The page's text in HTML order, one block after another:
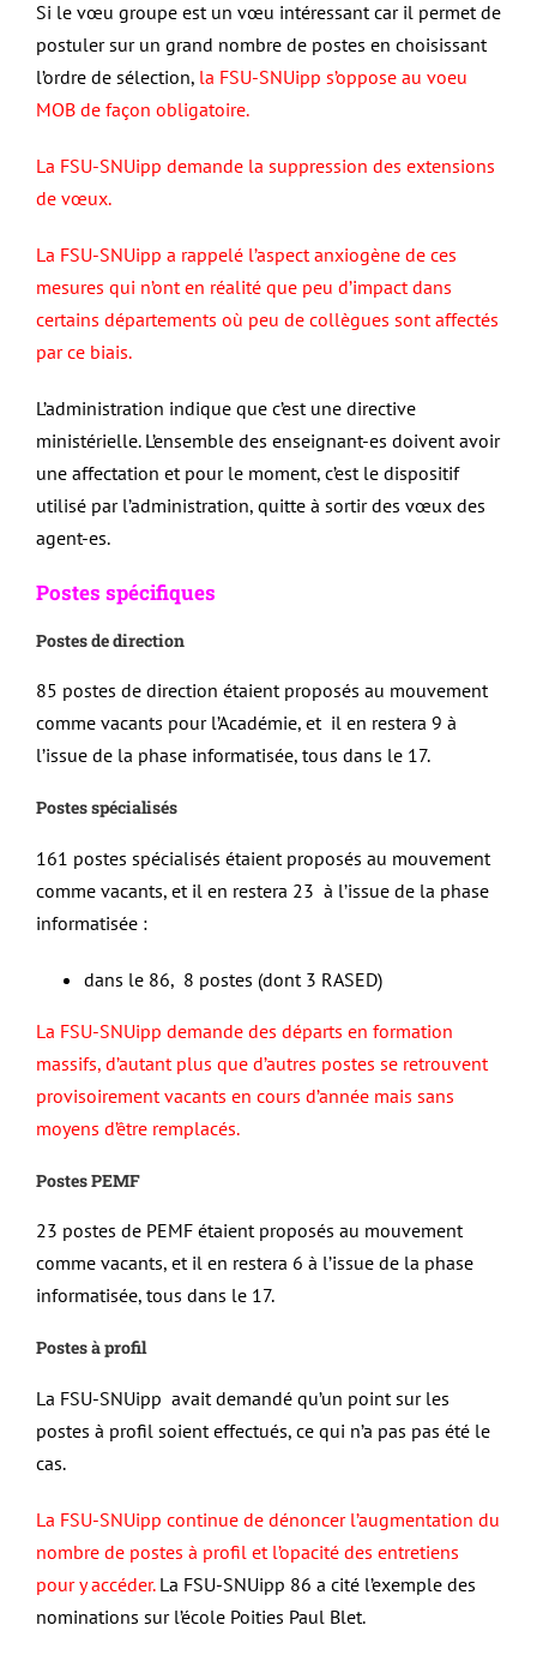
Si le vœu groupe est un vœu intéressant car il permet de
postuler sur un grand nombre de postes en choisissant
l’ordre de sélection, la FSU-SNUipp s’oppose au voeu
MOB de façon obligatoire.
La FSU-SNUipp demande la suppression des extensions
de vœux.
La FSU-SNUipp a rappelé l’aspect anxiogène de ces
mesures qui n’ont en réalité que peu d’impact dans
certains départements où peu de collègues sont affectés
par ce biais.
L’administration indique que c’est une directive
ministérielle. L’ensemble des enseignant-es doivent avoir
une affectation et pour le moment, c’est le dispositif
utilisé par l’administration, quitte à sortir des vœux des
agent-es.
Postes spécifiques
Postes de direction
85 postes de direction étaient proposés au mouvement
comme vacants pour l’Académie, et il en restera 9 à
l’issue de la phase informatisée, tous dans le 17.
Postes spécialisés
161 postes spécialisés étaient proposés au mouvement
comme vacants, et il en restera 23 à l’issue de la phase
informatisée :
dans le 86, 8 postes (dont 3 RASED)
La FSU-SNUipp demande des départs en formation
massifs, d’autant plus que d’autres postes se retrouvent
provisoirement vacants en cours d’année mais sans
moyens d’être remplacés.
Postes PEMF
23 postes de PEMF étaient proposés au mouvement
comme vacants, et il en restera 6 à l’issue de la phase
informatisée, tous dans le 17.
Postes à profil
La FSU-SNUipp avait demandé qu’un point sur les
postes à profil soient effectués, ce qui n’a pas pas été le
cas.
La FSU-SNUipp continue de dénoncer l’augmentation du
nombre de postes à profil et l’opacité des entretiens
pour y accéder.La FSU-SNUipp 86 a cité l’exemple des
nominations sur l’école Poities Paul Blet.